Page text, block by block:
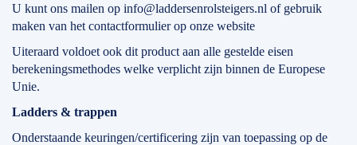
U kunt ons mailen op info@laddersenrolsteigers.nl of gebruik
maken van het contactformulier op onze website
Uiteraard voldoet ook dit product aan alle gestelde eisen
berekeningsmethodes welke verplicht zijn binnen de Europese
Unie.
Ladders & trappen
Onderstaande keuringen/certificering zijn van toepassing op de